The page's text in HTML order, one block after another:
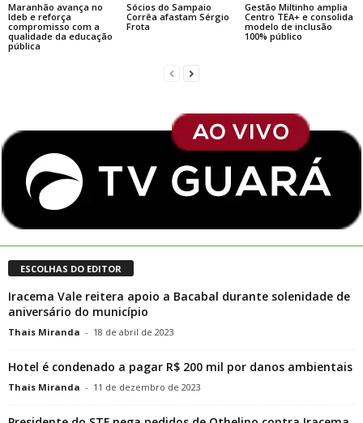
Maranhão avança no
Ideb e reforça
compromisso com a
qualidade da educação
pública
Sócios do Sampaio
Corrêa afastam Sérgio
Frota
Gestão Miltinho amplia
Centro TEA+ e consolida
modelo de inclusão
100% público
ESCOLHAS DO EDITOR
Iracema Vale reitera apoio a Bacabal durante solenidade de
aniversário do município
Thais Miranda - 18 de abril de 2023
Hotel é condenado a pagar R$ 200 mil por danos ambientais
Thais Miranda - 11 de dezembro de 2023